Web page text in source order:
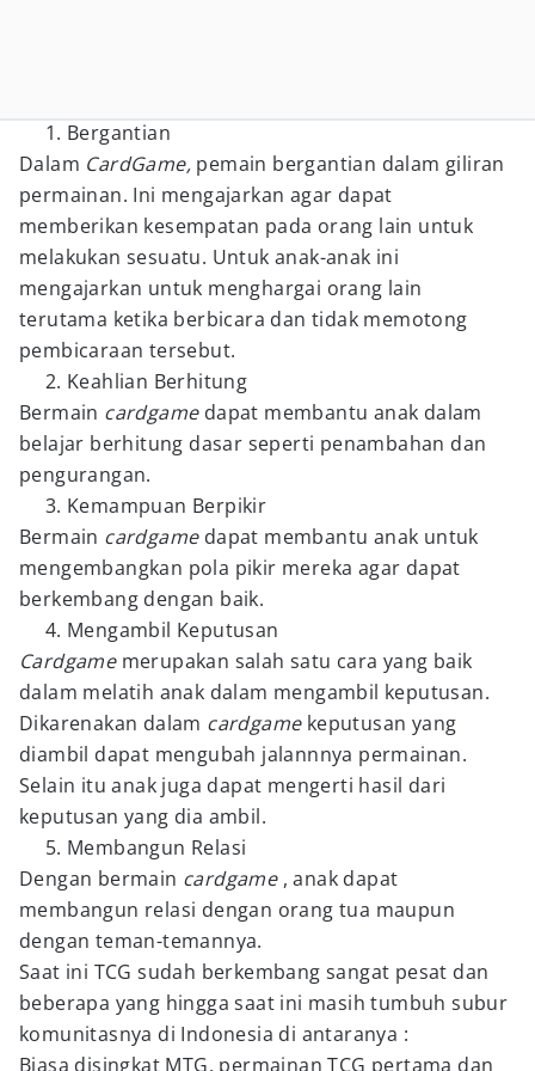
Bergantian
Dalam CardGame, pemain bergantian dalam giliran
permainan. Ini mengajarkan agar dapat
memberikan kesempatan pada orang lain untuk
melakukan sesuatu. Untuk anak-anak ini
mengajarkan untuk menghargai orang lain
terutama ketika berbicara dan tidak memotong
pembicaraan tersebut.
Keahlian Berhitung
Bermain cardgame dapat membantu anak dalam
belajar berhitung dasar seperti penambahan dan
pengurangan.
Kemampuan Berpikir
Bermain cardgamedapat membantu anak untuk
mengembangkan pola pikir mereka agar dapat
berkembang dengan baik.
Mengambil Keputusan
Cardgamemerupakan salah satu cara yang baik
dalam melatih anak dalam mengambil keputusan.
Dikarenakan dalam cardgamekeputusan yang
diambil dapat mengubah jalannnya permainan.
Selain itu anak juga dapat mengerti hasil dari
keputusan yang dia ambil.
Membangun Relasi
Dengan bermain cardgame , anak dapat
membangun relasi dengan orang tua maupun
dengan teman-temannya.
Saat ini TCG sudah berkembang sangat pesat dan
beberapa yang hingga saat ini masih tumbuh subur
komunitasnya di Indonesia di antaranya :
Biasa disingkat MTG, permainan TCG pertama dan